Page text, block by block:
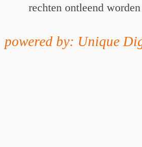
rechten ontleend worden
powered by: Unique